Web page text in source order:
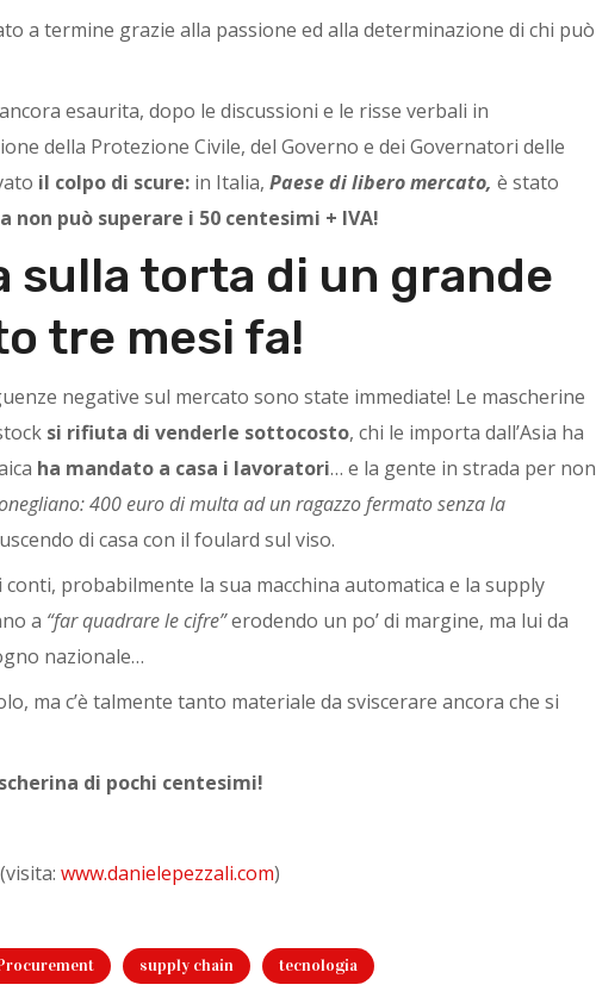
a termine grazie alla passione ed alla determinazione di chi può
esaurita, dopo le discussioni e le risse verbali in
della Protezione Civile, del Governo e dei Governatori delle
il colpo di scure: in Italia, Paese di libero mercato, è stato
può superare i 50 centesimi + IVA!
sulla torta di un grande
tre mesi fa!
negative sul mercato sono state immediate! Le mascherine
si rifiuta di venderle sottocosto, chi le importa dall’Asia ha
ha mandato a casa i lavoratori… e la gente in strada per non
400 euro di multa ad un ragazzo fermato senza la
di casa con il foulard sul viso.
probabilmente la sua macchina automatica e la supply
a “far quadrare le cifre”erodendo un po’ di margine, ma lui da
nazionale…
ma c’è talmente tanto materiale da sviscerare ancora che si
di pochi centesimi!
www.danielepezzali.com)
supply chain tecnologia